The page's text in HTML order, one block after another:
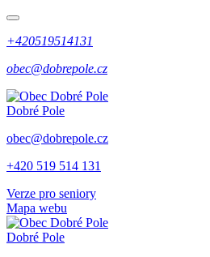
+420519514131
obec@dobrepole.cz
Dobré Pole
obec@dobrepole.cz
+420 519 514 131
Verze pro seniory
Mapa webu
Dobré Pole